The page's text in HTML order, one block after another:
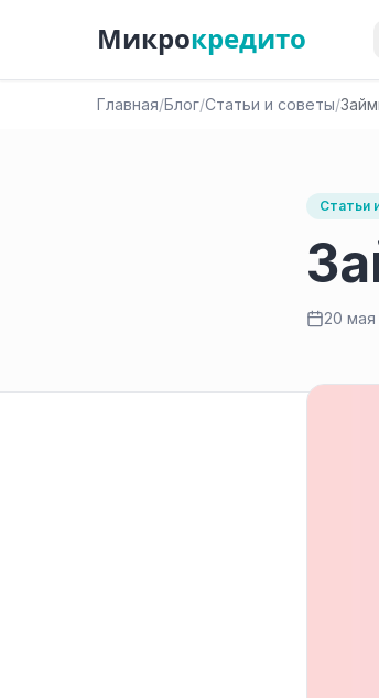
Микрокредито
Главная/Блог/Статьи и советы/
Статьи
20 мая